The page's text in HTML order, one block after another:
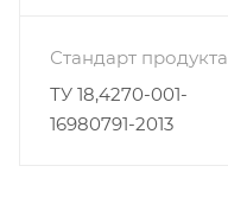
Стандарт продукта
ТУ 18,4270-001-
16980791-2013